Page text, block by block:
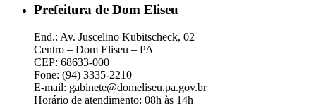
Prefeitura de Dom Eliseu
End.: Av. Juscelino Kubitscheck, 02
Centro – Dom Eliseu – PA
CEP: 68633-000
Fone: (94) 3335-2210
E-mail: gabinete@domeliseu.pa.gov.br
Horário de atendimento: 08h às 14h